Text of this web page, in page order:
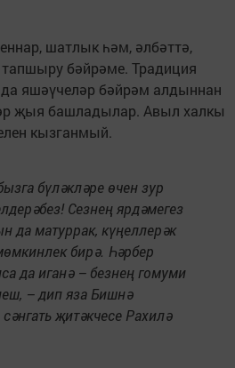
шатлык һәм, әлбәттә,
бәйрәме. Традиция
яшәүчеләр бәйрәм алдыннан
җыя башладылар. Авыл халкы
кызганмый.
бүләкләре өчен зур
Сезнең ярдәмегез
да матуррак, күңеллерәк
бирә. Һәрбер
да иганә – безнең гомуми
– дип яза Бишнә
җитәкчесе Рахилә